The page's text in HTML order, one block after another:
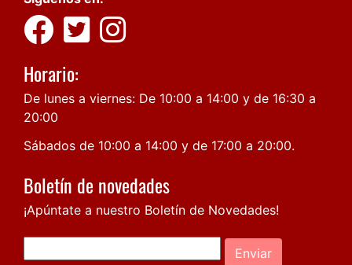
Horario:
De lunes a viernes: De 10:00 a 14:00 y de 16:30 a
20:00
Sábados de 10:00 a 14:00 y de 17:00 a 20:00.
Boletín de novedades
¡Apúntate a nuestro Boletín de Novedades!
Enviar